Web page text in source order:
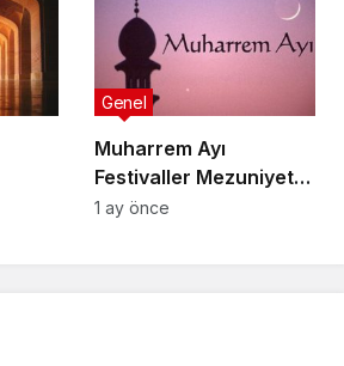
Muharrem Ayı
Festivaller Mezuniyet
Törenleri
Genel
1 ay önce